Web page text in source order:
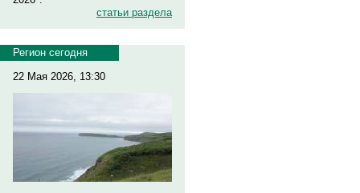
статьи раздела
Регион сегодня
22 Мая 2026, 13:30